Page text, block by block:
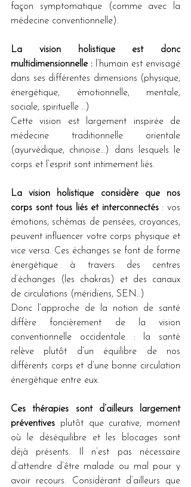
façon symptomatique (comme avec la
médecine conventionnelle).
La vision holistique est donc
multidimensionnelle :
l’humain est envisagé
dans ses différentes dimensions (physique,
énergétique, émotionnelle, mentale,
sociale, spirituelle ..)
Cette vision est largement inspirée de
médecine traditionnelle orientale
(ayurvédique, chinoise…) dans lesquels le
corps et l’esprit sont intimement liés.
La vision holistique considère que nos
corps sont tous liés et interconnectés : vos
émotions, schémas de pensées, croyances,
peuvent influencer votre corps physique et
vice versa. Ces échanges se font de forme
énergétique à travers des centres
d’échanges (les chakras) et des canaux
de circulations (méridiens, SEN..)
Donc l’approche de la notion de santé
diffère foncièrement de la vision
conventionnelle occidentale : la santé
relève plutôt d’un équilibre de nos
différents corps et d’une bonne circulation
énergétique entre eux.
Ces thérapies sont d’ailleurs largement
préventives plutôt que curative, moment
où le déséquilibre et les blocages sont
déjà présents. Il n’est pas nécessaire
d’attendre d’être malade ou mal pour y
avoir recours. Considérant d’ailleurs que